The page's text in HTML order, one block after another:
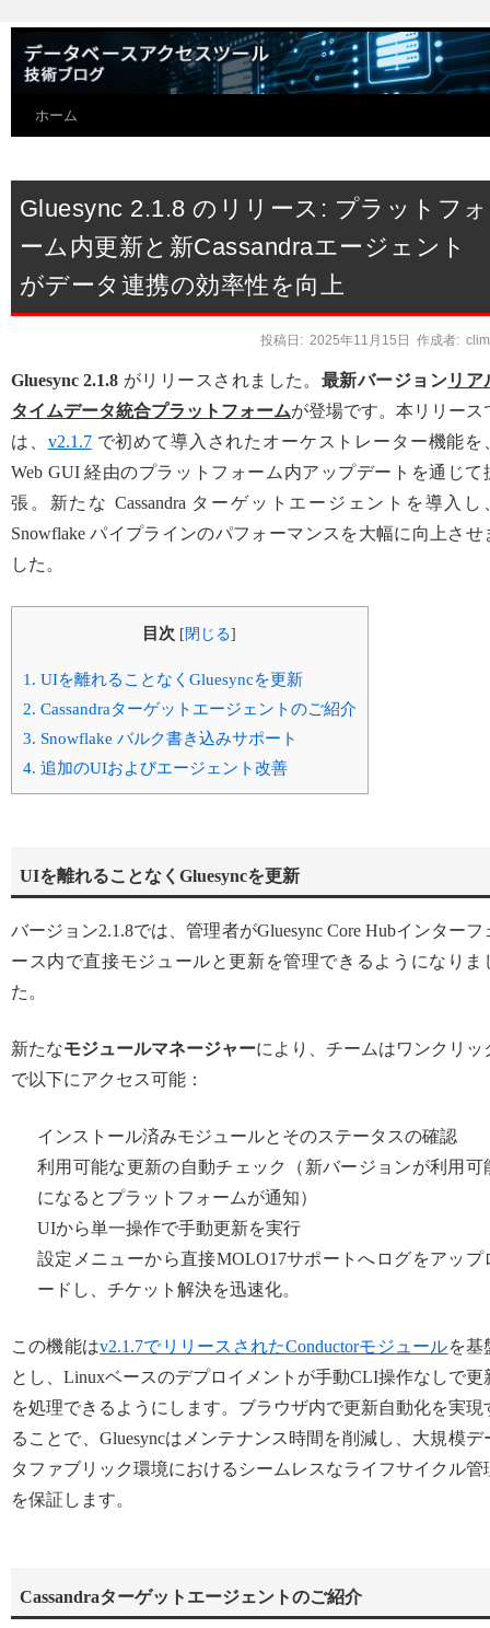
ホーム
Gluesync 2.1.8 のリリース: プラットフォ
ーム内更新と新Cassandraエージェント
がデータ連携の効率性を向上
投稿日: 2025年11月15日 作成者:
Gluesync 2.1.8 がリリースされました。 最新バージョンリア
タイムデータ統合プラットフォームが登場です。本リリース
は、 v2.1.7で初めて導入されたオーケストレーター機能を
Web GUI 経由のプラットフォーム内アップデートを通じて
張。新たな Cassandra ターゲットエージェントを導入し
Snowflake パイプラインのパフォーマンスを大幅に向上させ
した。
目次 [閉じる]
1. UIを離れることなくGluesyncを更新
2. Cassandraターゲットエージェントのご紹介
3. Snowflake バルク書き込みサポート
4. 追加のUIおよびエージェント改善
UIを離れることなくGluesyncを更新
バージョン2.1.8では、管理者がGluesync Core Hubインターフ
ース内で直接モジュールと更新を管理できるようになりま
た。
新たなモジュールマネージャーにより、チームはワンクリッ
で以下にアクセス可能：
インストール済みモジュールとそのステータスの確認
利用可能な更新の自動チェック（新バージョンが利用可
になるとプラットフォームが通知）
UIから単一操作で手動更新を実行
設定メニューから直接MOLO17サポートへログをアップ
ードし、チケット解決を迅速化。
この機能はv2.1.7でリリースされたConductorモジュールを基
とし、Linuxベースのデプロイメントが手動CLI操作なしで更
を処理できるようにします。ブラウザ内で更新自動化を実現
ることで、Gluesyncはメンテナンス時間を削減し、大規模デ
タファブリック環境におけるシームレスなライフサイクル管
を保証します。
Cassandraターゲットエージェントのご紹介